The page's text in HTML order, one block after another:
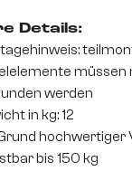
Details:
müssen
werden
in kg: 12
hochwertiger
bis 150 kg